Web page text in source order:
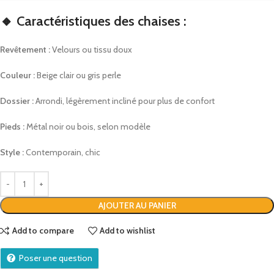
🔸 Caractéristiques des chaises :
Revêtement :Velours ou tissu doux
Couleur :Beige clair ou gris perle
Dossier :Arrondi, légèrement incliné pour plus de confort
Pieds :Métal noir ou bois, selon modèle
Style :Contemporain, chic
AJOUTER AU PANIER
Add to compare Add to wishlist
Poser une question